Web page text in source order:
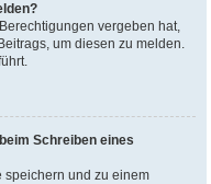
vergeben hat,
um diesen zu melden.
Schreiben eines
speichern und zu einem